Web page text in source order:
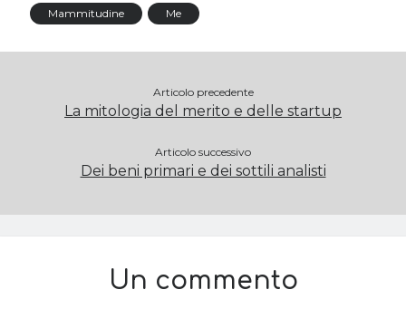
Mammitudine Me
Articolo precedente
La mitologia del merito e delle startup
Articolo successivo
Dei beni primari e dei sottili analisti
Un commento